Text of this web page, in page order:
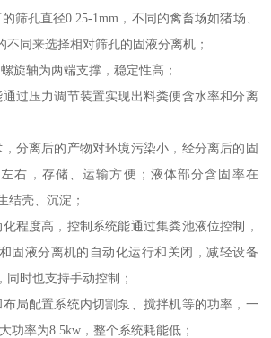
筛孔直径0.25-1mm，不同的禽畜场如猪场、
不同来选择相对筛孔的固液分离机；
旋轴为两端支撑，稳定性高；
过压力调节装置实现出料粪便含水率和分离
分离后的产物对环境污染小，经分离后的固
右，存储、运输方便；液体部分含固率在
结壳、沉淀；
程度高，控制系统能通过集粪池液位控制，
固液分离机的自动化运行和关闭，减轻设备
时也支持手动控制；
局配置系统内切割泵、搅拌机等的功率，一
功率为8.5kw，整个系统耗能低；